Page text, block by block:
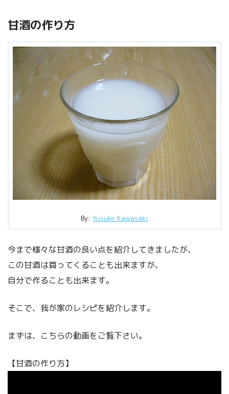
甘酒の作り方
By: Yusuke Kawasaki
今まで様々な甘酒の良い点を紹介してきましたが、
この甘酒は買ってくることも出来ますが、
自分で作ることも出来ます。
そこで、我が家のレシピを紹介します。
まずは、こちらの動画をご覧下さい。
【甘酒の作り方】